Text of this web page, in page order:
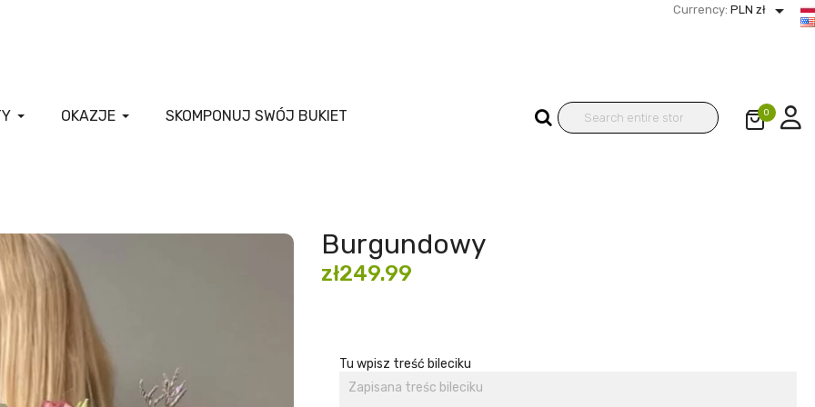
Currency: PLN zł 
OKAZJE SKOMPONUJ SWÓJ BUKIET 0
Burgundowy
zł249.99
Tu wpisz treść bileciku